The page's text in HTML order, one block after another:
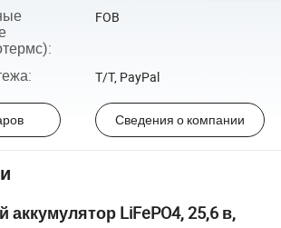
:
FOB
: T/T, PayPal
Сведения о компании
LiFePO4, 25,6 в,